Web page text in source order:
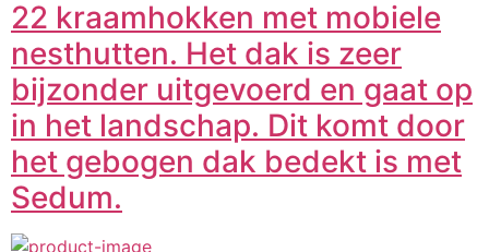
22 kraamhokken met mobiele
nesthutten. Het dak is zeer
bijzonder uitgevoerd en gaat op
in het landschap. Dit komt door
het gebogen dak bedekt is met
Sedum.